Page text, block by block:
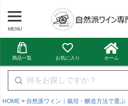
MENU
商品一覧 お気に入り ホーム
HOME
自然派ワイン｜栽培・醸造方法で選ぶ